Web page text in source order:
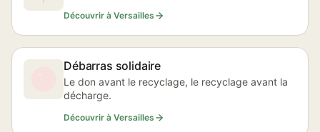
Découvrir à Versailles
Débarras solidaire
Le don avant le recyclage, le recyclage avant la
décharge.
Découvrir à Versailles